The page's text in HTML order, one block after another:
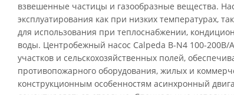
взвешенные частицы и газообразные вещества.
эксплуатирования как при низких температурах,
для использования при теплоснабжении,
воды. Центробежный насос Calpeda B-N4 100-200B/
участков и сельскохозяйственных полей,
противопожарного оборудования, жилых и
конструкционным особенностям асинхронный